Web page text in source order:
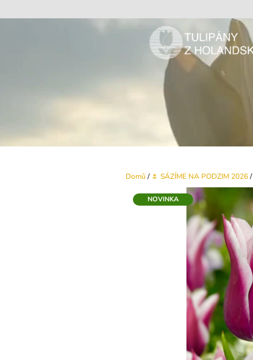
na
Domů / 🌷 SÁZÍME NA PODZIM 2026/
NOVINKA